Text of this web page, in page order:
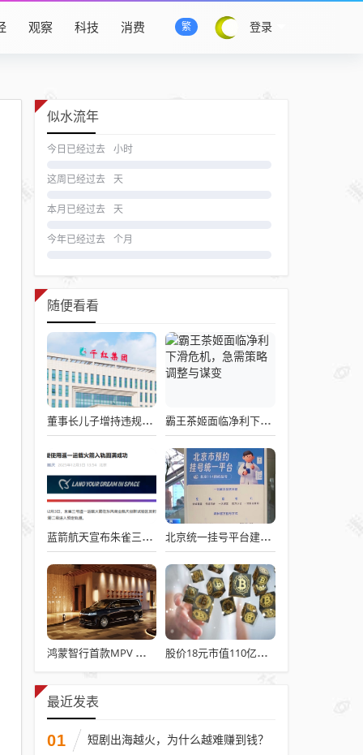
登录
繁
观察 科技 消费
似水流年
今日已经过去 小时
这周已经过去 天
本月已经过去 天
今年已经过去 个月
随便看看
董事长儿子增持违规被罚！千红制药市值128亿，半年净赚2.58亿却踩雷信托5年 霸王茶姬面临净利下滑危机，急需策略调整与谋变
蓝箭航天宣布朱雀三号成功入轨，技术突破五大项，深入排查回收失败原因 北京统一挂号平台建成！覆盖近300家二三甲医院号源
鸿蒙智行首款MPV 智界V9电池信息曝光：WLTC最远续航223km 股价18元市值110亿，城地香江却被查出连续7季财报失真
最近发表
01 短剧出海越火，为什么越难赚到钱？